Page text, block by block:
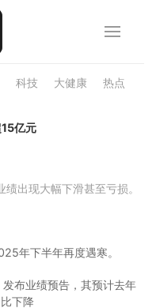
科技 大健康 热点
亿元
出现大幅下滑甚至亏损。
年下半年再度遇寒。
布业绩预告，其预计去年
下降